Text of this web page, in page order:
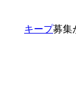
キープ募集